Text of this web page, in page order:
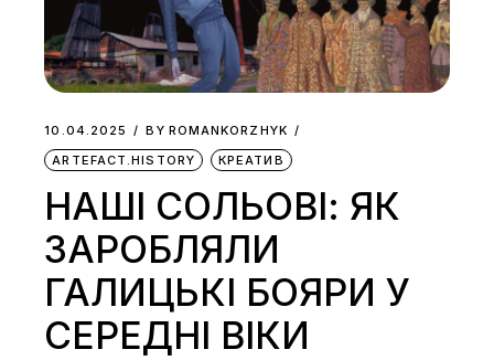
10.04.2025 BY ROMANKORZHYK
ARTEFACT.HISTORY
КРЕАТИВ
НАШІ СОЛЬОВІ: ЯК
ЗАРОБЛЯЛИ
ГАЛИЦЬКІ БОЯРИ У
СЕРЕДНІ ВІКИ